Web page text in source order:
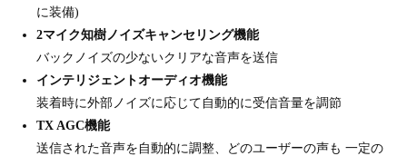
に装備)
2マイク知樹ノイズキャンセリング機能
バックノイズの少ないクリアな音声を送信
インテリジェントオーディオ機能
装着時に外部ノイズに応じて自動的に受信音量を調節
TX AGC機能
送信された音声を自動的に調整、どのユーザーの声も 一定の